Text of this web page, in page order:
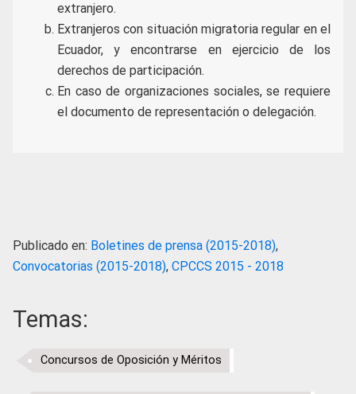
extranjero.
Extranjeros con situación migratoria regular en el
Ecuador, y encontrarse en ejercicio de los
derechos de participación.
En caso de organizaciones sociales, se requiere
el documento de representación o delegación.
Publicado en: Boletines de prensa (2015-2018),
Convocatorias (2015-2018), CPCCS 2015 - 2018
Temas:
Concursos de Oposición y Méritos